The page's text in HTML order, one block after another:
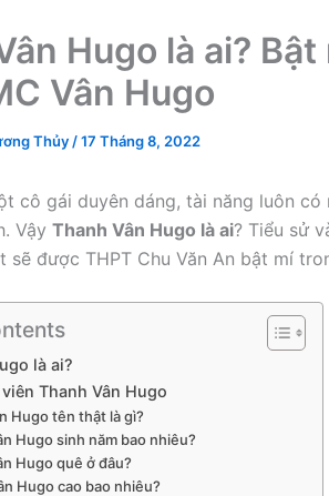
Hugo là ai?
Vân Hugo
Thủy /17 Tháng 8, 2022
cô gái duyên dáng, tài năng luôn
Vậy Thanh Vân Hugo là ai? Tiểu sử
sẽ được THPT Chu Văn An bật mí
là ai?
Thanh Vân Hugo
Hugo tên thật là gì?
Hugo sinh năm bao nhiêu?
Hugo quê ở đâu?
Hugo cao bao nhiêu?